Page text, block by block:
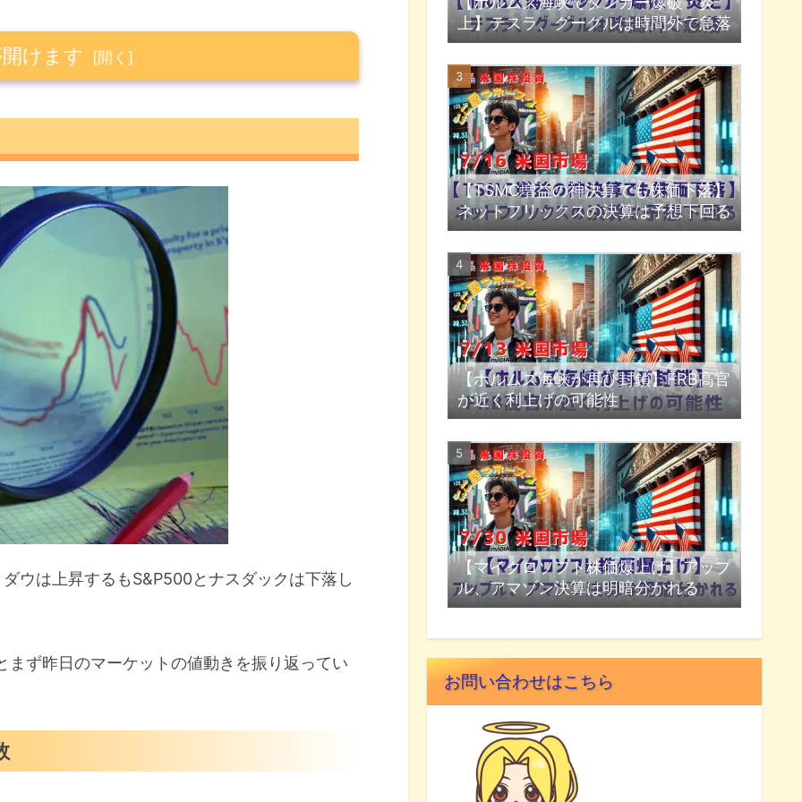
けます
連銀総裁
指数
ウは上昇するもS&P500とナスダックは下落し
ず昨日のマーケットの値動きを振り返ってい
上】テスラ、グーグルは時間外で急落
【TSMC増益の神決算でも株価下落】
ネットフリックスの決算は予想下回る
【ホルムズ海峡が再び封鎖】FRB高官
が近く利上げの可能性
【マイクロソフト株価爆上げ】アップ
ル、アマゾン決算は明暗分かれる
お問い合わせはこちら